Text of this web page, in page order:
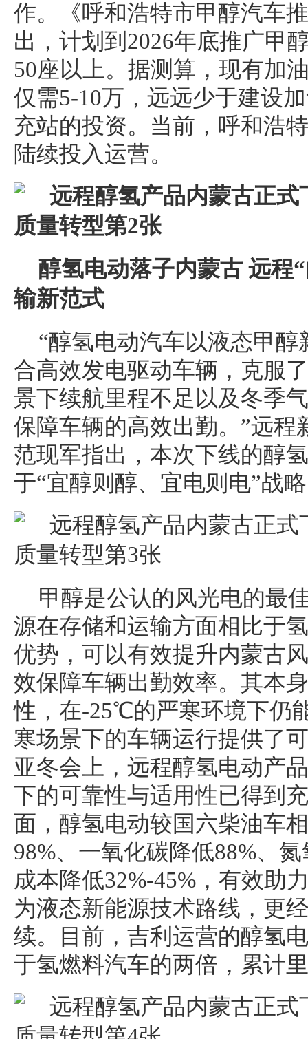
作。《呼和浩特市甲醇汽车
出，计划到2026年底推广甲
50座以上。据测算，现有加
仅需5-10万，远远少于建设
充站的投资。当前，呼和浩
陆续投入运营。
醇氢电动落子内蒙古 远程
输新范式
“醇氢电动汽车以液态甲
合高效发电驱动车辆，克服
景下续航里程不足以及冬季
保障车辆的高效出勤。”远程
范现军指出，本次下线的醇
于“宜醇则醇、宜电则电”战
甲醇是公认的风光电的最
源在存储和运输方面相比于
优势，可以有效提升内蒙古
效保障车辆出勤效率。其本
性，在-25℃的严寒环境下仍
寒场景下的车辆运行提供了
亚冬会上，远程醇氢电动产
下的可靠性与适用性已得到
面，醇氢电动较国六柴油车
98%、一氧化碳降低88%、
成本降低32%-45%，有效助
为液态新能源技术路线，更
续。目前，吉利运营的醇氢
于氢燃料汽车的两倍，累计